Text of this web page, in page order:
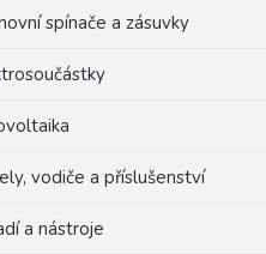
spínače a zásuvky
vodiče a příslušenství
a nástroje